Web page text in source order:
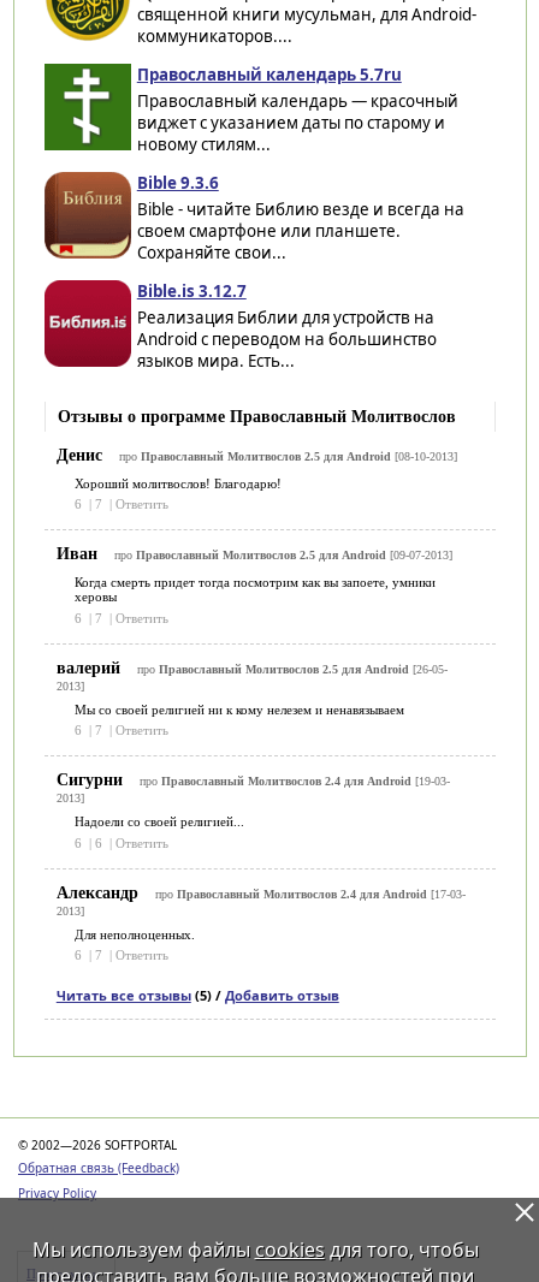
священной книги мусульман, для Android-
коммуникаторов....
Православный календарь 5.7ru
Православный календарь — красочный
виджет с указанием даты по старому и
новому стилям...
Bible 9.3.6
Bible - читайте Библию везде и всегда на
своем смартфоне или планшете.
Сохраняйте свои...
Bible.is 3.12.7
Реализация Библии для устройств на
Android с переводом на большинство
языков мира. Есть...
Отзывы о программе Православный Молитвослов
Денис
про Православный Молитвослов 2.5 для Android [08-10-2013]
Хороший молитвослов! Благодарю!
6
7 Ответить
Иван про Православный Молитвослов 2.5 для Android[09-07-2013]
Когда смерть придет тогда посмотрим как вы запоете, умники
херовы
6
| 7 | Ответить
валерий про Православный Молитвослов 2.5 для Android [26-05-
2013]
Мы со своей религией ни к кому нелезем и ненавязываем
6
7 Ответить
Сигурни про Православный Молитвослов 2.4 для Android[19-03-
2013]
Надоели со своей религией...
6
| 6 | Ответить
Александр про Православный Молитвослов 2.4 для Android [17-03-
2013]
Для неполноценных.
6
7 Ответить
Читать все отзывы(5) / Добавить отзыв
© 2002—2026 SOFTPORTAL
Обратная связь (Feedback)
Privacy Policy
Программы
Мы используем файлы cookiesдля того, чтобы
предоставить вам больше возможностей при